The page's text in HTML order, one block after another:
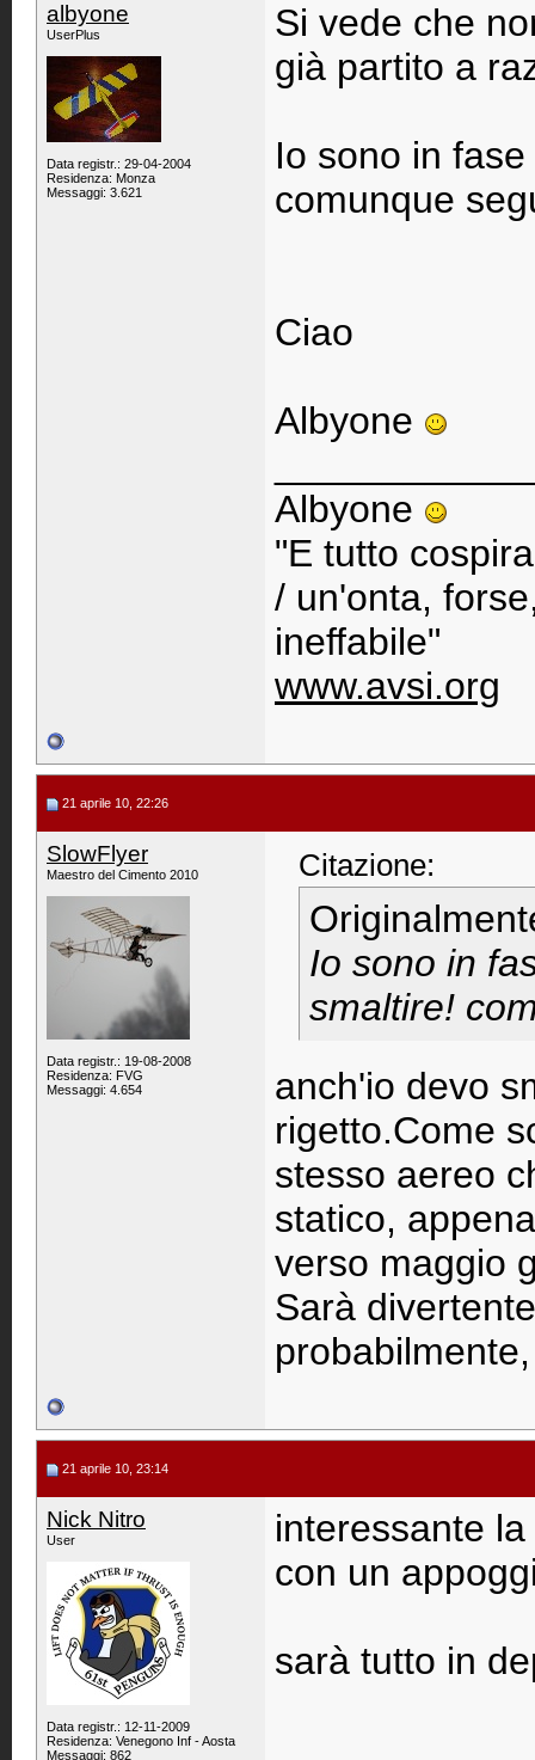
albyone
UserPlus
Data registr.: 29-04-2004
Residenza: Monza
Messaggi: 3.621
Si vede che
già partito a
Io sono in
comunque
Ciao
Albyone
Albyone
"E tutto
/ un'onta,
ineffabile"
www.avsi.org
21 aprile 10, 22:26
SlowFlyer
Maestro del Cimento 2010
Data registr.: 19-08-2008
Residenza: FVG
Messaggi: 4.654
Citazione:
Io sono in
smaltire!
anch'io devo
rigetto.Come
stesso aereo
statico,
verso maggio
Sarà
21 aprile 10, 23:14
Nick Nitro
User
Data registr.: 12-11-2009
Residenza: Venegono Inf - Aosta
Messaggi: 862
interessante
con un
sarà tutto in